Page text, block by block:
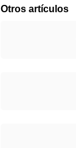
Otros artículos